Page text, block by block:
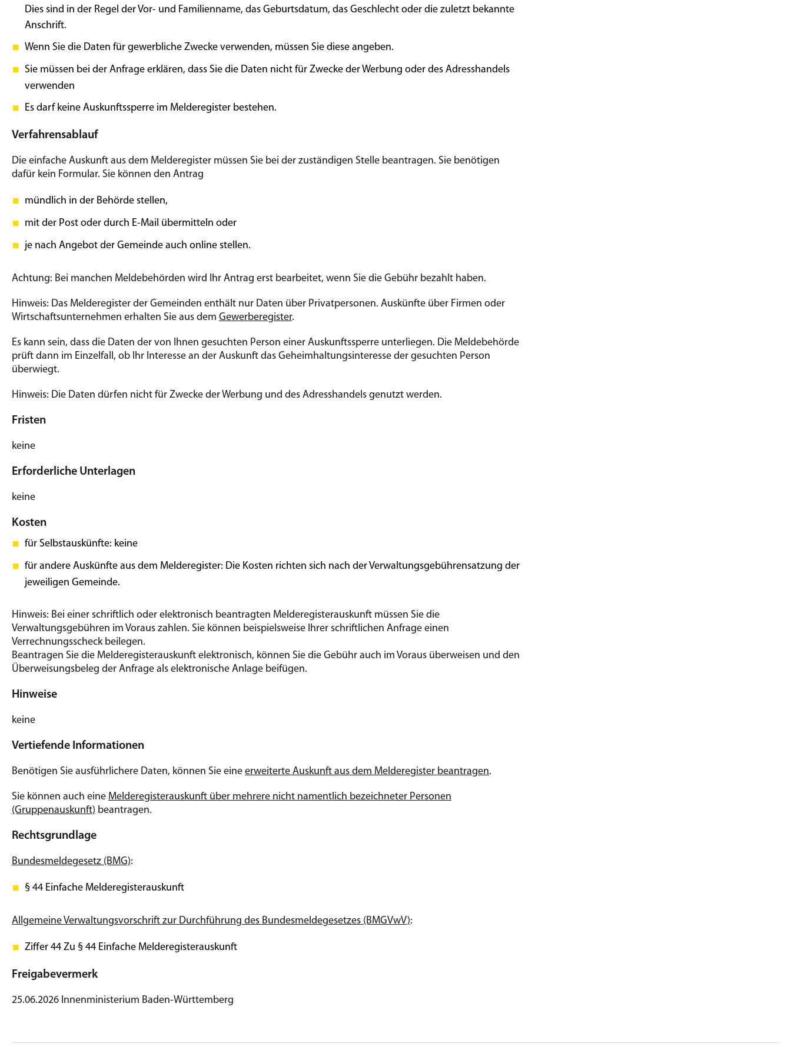
Dies sind in der Regel der Vor- und Familienname, das Geburtsdatum, das Geschlecht oder die zuletzt bekannte
Anschrift.
Wenn Sie die Daten für gewerbliche Zwecke verwenden, müssen Sie diese angeben.
Sie müssen bei der Anfrage erklären, dass Sie die Daten nicht für Zwecke der Werbung oder des Adresshandels
verwenden
Es darf keine Auskunftssperre im Melderegister bestehen.
Verfahrensablauf
Die einfache Auskunft aus dem Melderegister müssen Sie bei der zuständigen Stelle beantragen. Sie benötigen
dafür kein Formular. Sie können den Antrag
mündlich in der Behörde stellen,
mit der Post oder durch E-Mail übermitteln oder
je nach Angebot der Gemeinde auch online stellen.
Achtung: Bei manchen Meldebehörden wird Ihr Antrag erst bearbeitet, wenn Sie die Gebühr bezahlt haben.
Hinweis: Das Melderegister der Gemeinden enthält nur Daten über Privatpersonen. Auskünfte über Firmen oder
Wirtschaftsunternehmen erhalten Sie aus dem Gewerberegister.
Es kann sein, dass die Daten der von Ihnen gesuchten Person einer Auskunftssperre unterliegen. Die Meldebehörde
prüft dann im Einzelfall, ob Ihr Interesse an der Auskunft das Geheimhaltungsinteresse der gesuchten Person
überwiegt.
Hinweis: Die Daten dürfen nicht für Zwecke der Werbung und des Adresshandels genutzt werden.
Fristen
keine
Erforderliche Unterlagen
keine
Kosten
für Selbstauskünfte: keine
für andere Auskünfte aus dem Melderegister: Die Kosten richten sich nach der Verwaltungsgebührensatzung der
jeweiligen Gemeinde.
Hinweis: Bei einer schriftlich oder elektronisch beantragten Melderegisterauskunft müssen Sie die
Verwaltungsgebühren im Voraus zahlen. Sie können beispielsweise Ihrer schriftlichen Anfrage einen
Verrechnungsscheck beilegen.
Beantragen Sie die Melderegisterauskunft elektronisch, können Sie die Gebühr auch im Voraus überweisen und den
Überweisungsbeleg der Anfrage als elektronische Anlage beifügen.
Hinweise
keine
Vertiefende Informationen
Benötigen Sie ausführlichere Daten, können Sie eine erweiterte Auskunft aus dem Melderegister beantragen.
Sie können auch eine Melderegisterauskunft über mehrere nicht namentlich bezeichneter Personen
(Gruppenauskunft) beantragen.
Rechtsgrundlage
Bundesmeldegesetz (BMG):
§ 44 Einfache Melderegisterauskunft
Allgemeine Verwaltungsvorschrift zur Durchführung des Bundesmeldegesetzes (BMGVwV):
Ziffer 44 Zu § 44 Einfache Melderegisterauskunft
Freigabevermerk
25.06.2026 Innenministerium Baden-Württemberg